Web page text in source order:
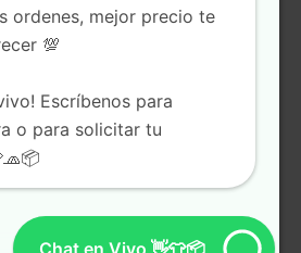
Tarjeta de Débito o
ordenes, mejor precio te
💯
Escríbenos para
o para solicitar tu
Chat en Vivo 👋👕📦